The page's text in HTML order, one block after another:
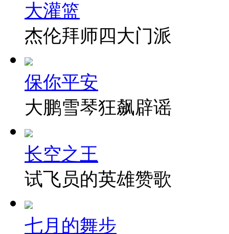
大灌篮
杰伦拜师四大门派
保你平安
大鹏雪琴狂飙辟谣
长空之王
试飞员的英雄赞歌
七月的舞步